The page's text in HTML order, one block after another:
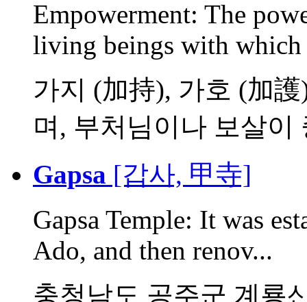
Empowerment: The
living beings with which
가지 (加持), 가호 (加
며, 부처님이나 보살이
Gapsa [갑사, 甲寺]
Gapsa Temple: It was
Ado, and then renov...
충청남도 공주군 계룡